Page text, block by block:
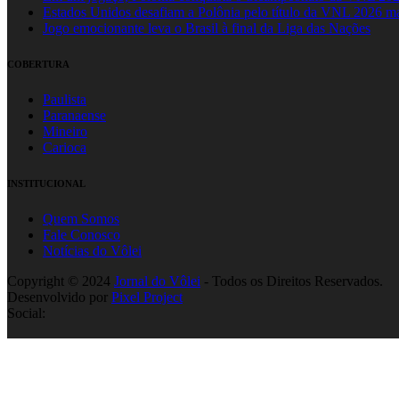
Estados Unidos desafiam a Polônia pelo título da VNL 2026
Jogo emocionante leva o Brasil à final da Liga das Nações
COBERTURA
Paulista
Paranaense
Mineiro
Carioca
INSTITUCIONAL
Quem Somos
Fale Conosco
Notícias do Vôlei
Copyright © 2024 Jornal do Vôlei - Todos os Direitos Reservados.
Desenvolvido por Pixel Project
Social: